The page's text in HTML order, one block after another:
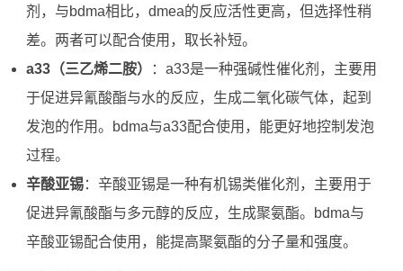
剂，与bdma相比，dmea的反应活性更高，但选择性稍
差。两者可以配合使用，取长补短。
a33（三乙烯二胺）
：a33是一种强碱性催化剂，主要用
于促进异氰酸酯与水的反应，生成二氧化碳气体，起到
发泡的作用。bdma与a33配合使用，能更好地控制发泡
过程。
辛酸亚锡：辛酸亚锡是一种有机锡类催化剂，主要用于
促进异氰酸酯与多元醇的反应，生成聚氨酯。bdma与
辛酸亚锡配合使用，能提高聚氨酯的分子量和强度。